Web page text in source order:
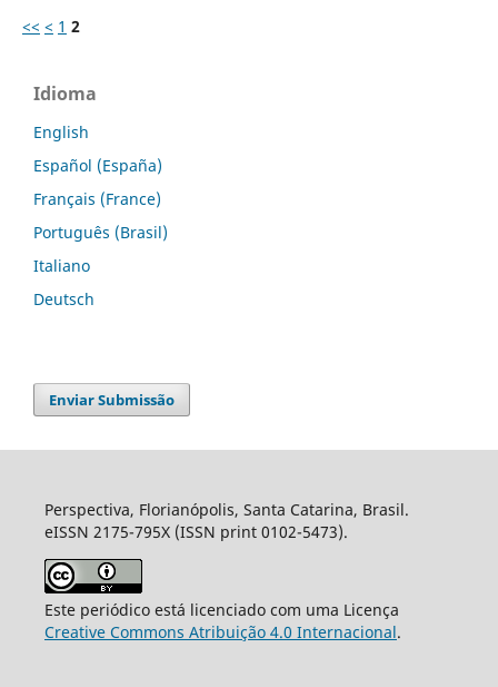
<< < 1 2
Idioma
English
Español (España)
Français (France)
Português (Brasil)
Italiano
Deutsch
Enviar Submissão
Perspectiva, Florianópolis, Santa Catarina, Brasil.
eISSN 2175-795X (ISSN print 0102-5473).
Este periódico está licenciado com uma Licença
Creative Commons Atribuição 4.0 Internacional.